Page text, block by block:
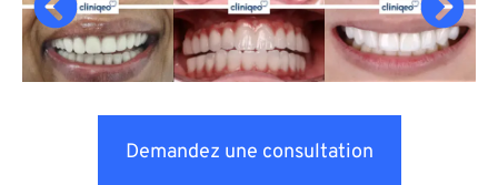
Demandez une consultation